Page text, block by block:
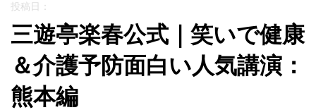
投稿日：
三遊亭楽春公式｜笑いで健康
＆介護予防面白い人気講演：
熊本編